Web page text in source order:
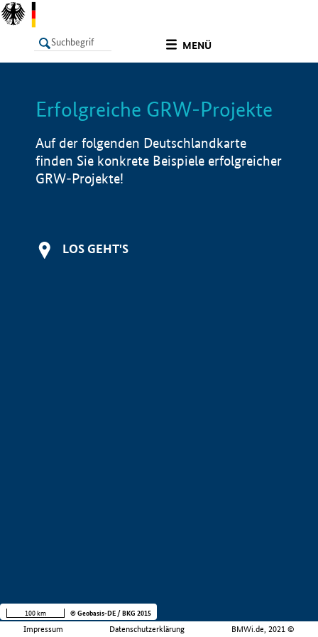
MENÜ
LISTE Info
Erfolgreiche GRW-Projekte
Auf der folgenden Deutschlandkarte
finden Sie konkrete Beispiele erfolgreicher
GRW-Projekte!
LOS GEHT'S
Impressum Datenschutzerklärung BMWi.de, 2021 ©
100 km © Geobasis-DE / BKG 2015